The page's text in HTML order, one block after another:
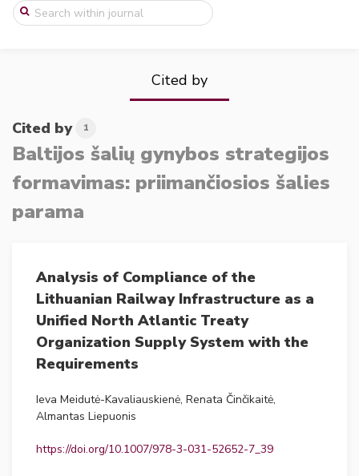
Cited by
Cited by 1
Baltijos šalių gynybos strategijos
formavimas: priimančiosios šalies
parama
Analysis of Compliance of the
Lithuanian Railway Infrastructure as a
Unified North Atlantic Treaty
Organization Supply System with the
Requirements
Ieva Meidutė-Kavaliauskienė, Renata Činčikaitė,
Almantas Liepuonis
https://doi.org/10.1007/978-3-031-52652-7_39